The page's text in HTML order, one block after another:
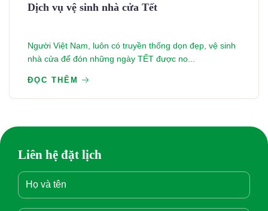
Dịch vụ vệ sinh nhà cửa Tết
Người Việt Nam, luôn có truyền thống dọn đẹp, vệ sinh
nhà cửa để đón những ngày TẾT được no...
ĐỌC THÊM
Liên hệ đặt lịch